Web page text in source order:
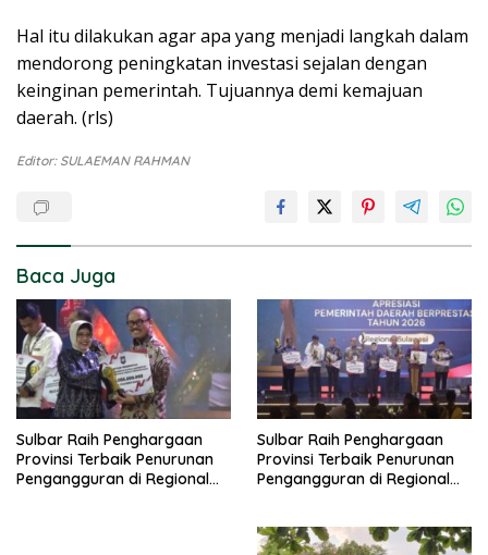
Hal itu dilakukan agar apa yang menjadi langkah dalam
mendorong peningkatan investasi sejalan dengan
keinginan pemerintah. Tujuannya demi kemajuan
daerah. (rls)
Editor: SULAEMAN RAHMAN
Baca Juga
Sulbar Raih Penghargaan
Provinsi Terbaik Penurunan
Pengangguran di Regional
Sulbar Raih Penghargaan
Provinsi Terbaik Penurunan
Pengangguran di Regional